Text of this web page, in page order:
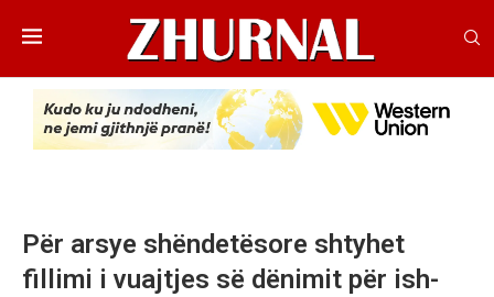
Për arsye shëndetësore shtyhet
fillimi i vuajtjes së dënimit për ish-